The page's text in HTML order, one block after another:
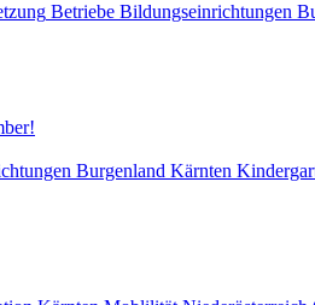
Betriebe Bildungseinrichtungen
Burgenland Kärnten